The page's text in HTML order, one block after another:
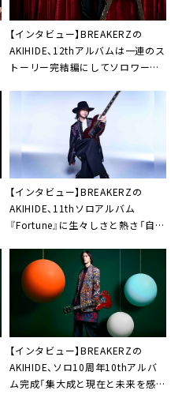
【インタビュー】BREAKERZの
AKIHIDE、12thアルバムは一連のス
トーリー完結編にしてソロワーク
【インタビュー】BREAKERZの
AKIHIDE、11thソロアルバム
『Fortune』に生々しさと熱さ「自ら
【インタビュー】BREAKERZの
AKIHIDE、ソロ10周年10thアルバ
ム完成「集大成と現在と未来を感じ